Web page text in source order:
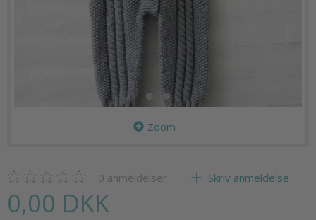
Zoom
0 anmeldelser Skriv anmeldelse
0,00 DKK